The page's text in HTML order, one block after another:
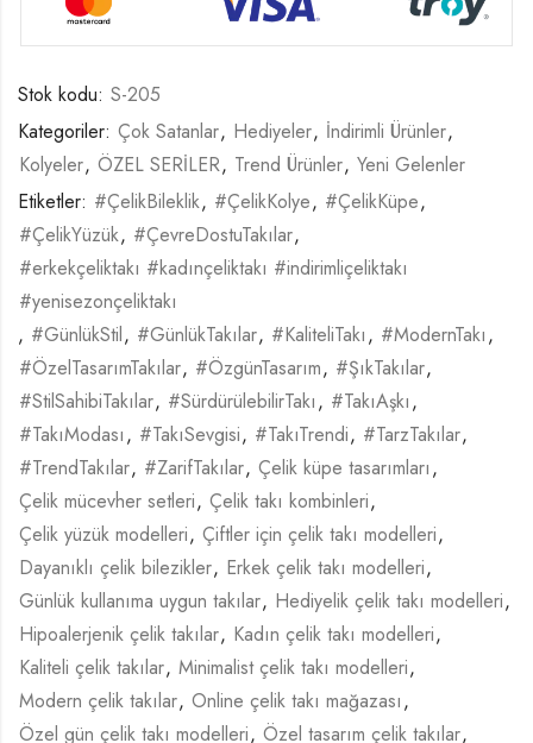
Stok kodu: S-205
Kategoriler: Çok Satanlar, Hediyeler, İndirimli Ürünler,
Kolyeler, ÖZEL SERİLER, Trend Ürünler, Yeni Gelenler
Etiketler: #ÇelikBileklik, #ÇelikKolye, #ÇelikKüpe,
#ÇelikYüzük, #ÇevreDostuTakılar,
#erkekçeliktakı #kadınçeliktakı #indirimliçeliktakı
#yenisezonçeliktakı
, #GünlükStil, #GünlükTakılar, #KaliteliTakı, #ModernTakı,
#ÖzelTasarımTakılar, #ÖzgünTasarım, #ŞıkTakılar,
#StilSahibiTakılar, #SürdürülebilirTakı, #TakıAşkı,
#TakıModası, #TakıSevgisi, #TakıTrendi, #TarzTakılar,
#TrendTakılar, #ZarifTakılar, Çelik küpe tasarımları,
Çelik mücevher setleri, Çelik takı kombinleri,
Çelik yüzük modelleri, Çiftler için çelik takı modelleri,
Dayanıklı çelik bilezikler, Erkek çelik takı modelleri,
Günlük kullanıma uygun takılar, Hediyelik çelik takı modelleri,
Hipoalerjenik çelik takılar, Kadın çelik takı modelleri,
Kaliteli çelik takılar, Minimalist çelik takı modelleri,
Modern çelik takılar, Online çelik takı mağazası,
Özel gün çelik takı modelleri, Özel tasarım çelik takılar,